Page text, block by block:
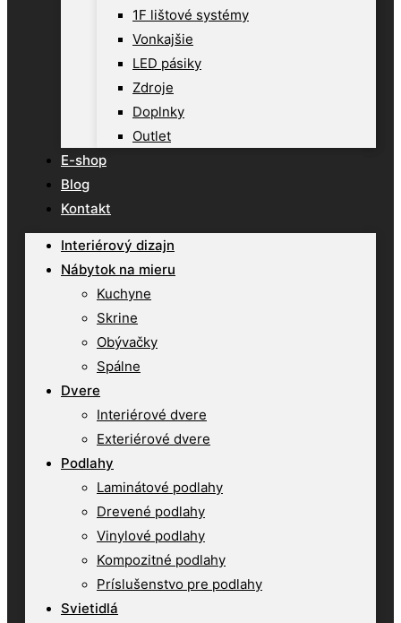
1F lištové systémy
Vonkajšie
LED pásiky
Zdroje
Doplnky
Outlet
E-shop
Blog
Kontakt
Interiérový dizajn
Nábytok na mieru
Kuchyne
Skrine
Obývačky
Spálne
Dvere
Interiérové dvere
Exteriérové dvere
Podlahy
Laminátové podlahy
Drevené podlahy
Vinylové podlahy
Kompozitné podlahy
Príslušenstvo pre podlahy
Svietidlá